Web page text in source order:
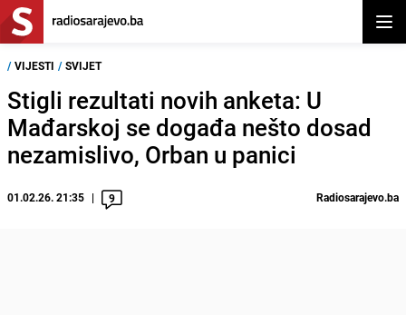
/ VIJESTI / SVIJET
Stigli rezultati novih anketa: U
Mađarskoj se događa nešto dosad
nezamislivo, Orban u panici
01.02.26. 21:35 9 Radiosarajevo.ba